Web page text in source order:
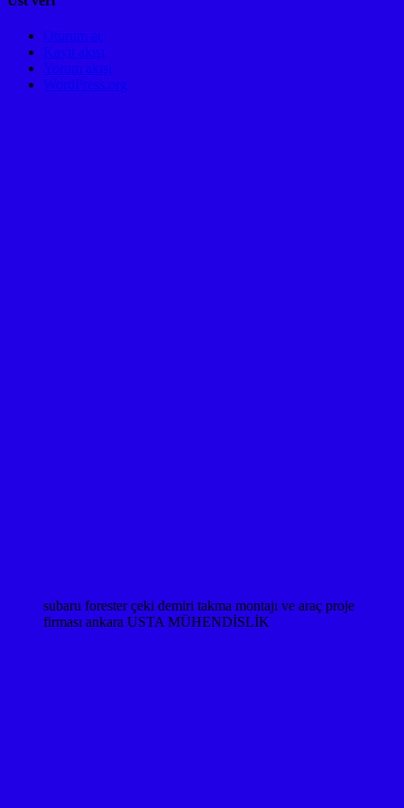
Oturum aç
Kayıt akışı
Yorum akışı
WordPress.org
subaru forester çeki demiri takma montajı ve araç proje
firması ankara USTA MÜHENDİSLİK